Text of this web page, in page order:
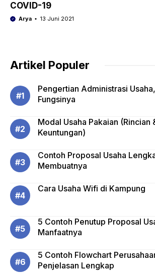
COVID-19
Arya 13 Juni 2021
Artikel Populer
Pengertian Administrasi
Fungsinya
Modal Usaha Pakaian (Rincian
Keuntungan)
Contoh Proposal Usaha
Membuatnya
Cara Usaha Wifi di Kampung
5 Contoh Penutup Proposal
Manfaatnya
5 Contoh Flowchart
Penjelasan Lengkap